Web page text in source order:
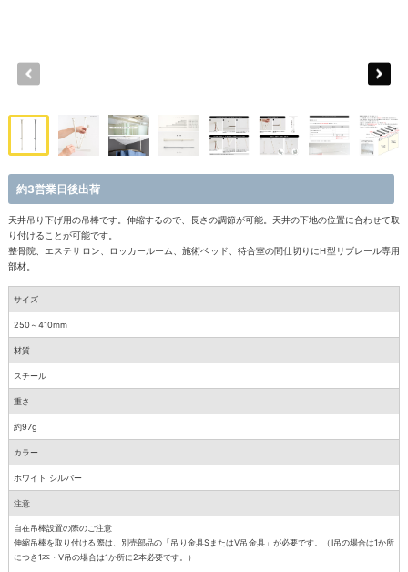
約3営業日後出荷
天井吊り下げ用の吊棒です。伸縮するので、長さの調節が可能。天井の下地の位置に合わせて取
り付けることが可能です。
整骨院、エステサロン、ロッカールーム、施術ベッド、待合室の間仕切りにH型リブレール専用
部材。
サイズ
250～410mm
材質
スチール
重さ
約97g
カラー
ホワイト シルバー
注意
自在吊棒設置の際のご注意
伸縮吊棒を取り付ける際は、別売部品の「吊り金具SまたはV吊金具」が必要です。（I吊の場合は1か所
につき1本・V吊の場合は1か所に2本必要です。）